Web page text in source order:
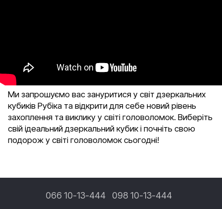
Ми запрошуємо вас зануритися у світ дзеркальних
кубиків Рубіка та відкрити для себе новий рівень
захоплення та виклику у світі головоломок. Виберіть
свій ідеальний дзеркальний кубик і почніть свою
подорож у світі головоломок сьогодні!
066 10-13-444 098 10-13-444